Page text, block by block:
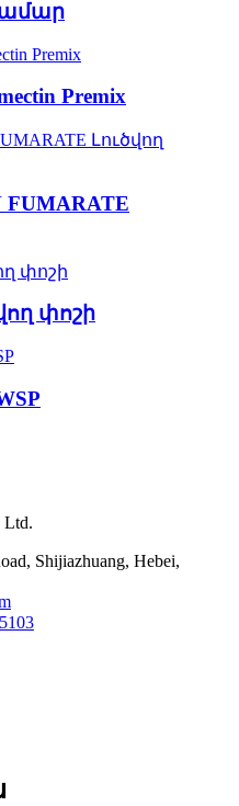
Premix
փոշի
Ltd.
Shijiazhuang, Hebei,